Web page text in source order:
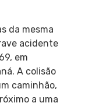
da mesma
acidente
em
A colisão
caminhão,
a uma